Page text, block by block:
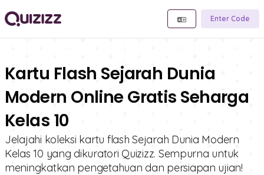
Enter Code
Kartu Flash Sejarah Dunia
Modern Online Gratis Seharga
Kelas 10
Jelajahi koleksi kartu flash Sejarah Dunia Modern
Kelas 10 yang dikuratori Quizizz. Sempurna untuk
meningkatkan pengetahuan dan persiapan ujian!